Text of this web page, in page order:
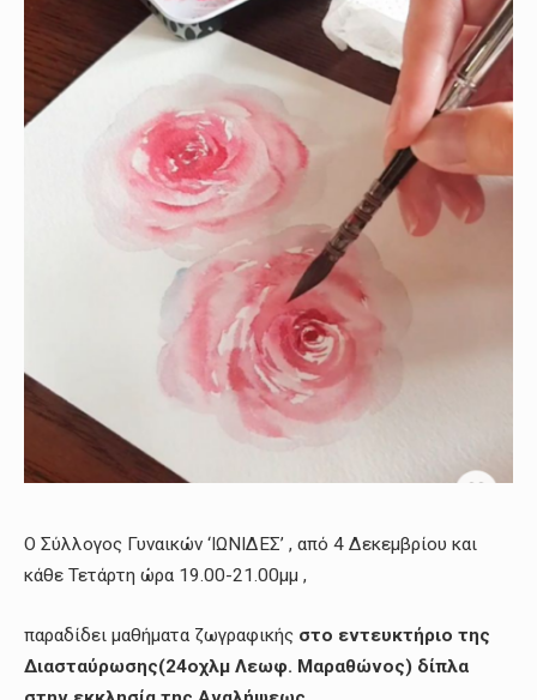
Ο Σύλλογος Γυναικών ‘ΙΩΝΙΔΕΣ’ , από 4 Δεκεμβρίου και
κάθε Τετάρτη ώρα 19.00-21.00μμ ,
παραδίδει μαθήματα ζωγραφικής στο εντευκτήριο της
Διασταύρωσης(24οχλμ Λεωφ. Μαραθώνος) δίπλα